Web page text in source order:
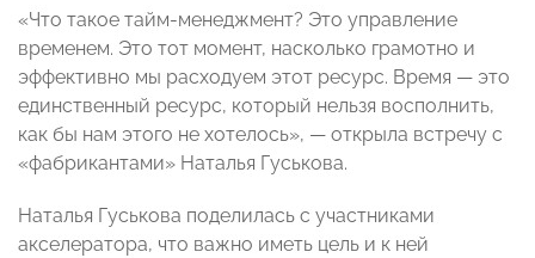
«Что такое тайм-менеджмент? Это управление
временем. Это тот момент, насколько грамотно и
эффективно мы расходуем этот ресурс. Время — это
единственный ресурс, который нельзя восполнить,
как бы нам этого не хотелось», — открыла встречу с
«фабрикантами» Наталья Гуськова.
Наталья Гуськова поделилась с участниками
акселератора, что важно иметь цель и к ней